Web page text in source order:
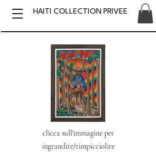
HAITI COLLECTION PRIVEE
clicca sull'immagine per
ingrandire/rimpicciolire